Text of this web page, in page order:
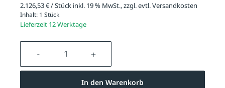
2.126,53 € / Stück inkl. 19 % MwSt., zzgl. evtl.Versandkosten
Inhalt: 1 Stück
Lieferzeit 12 Werktage
Produkt Anzahl: Gib den
In den Warenkorb